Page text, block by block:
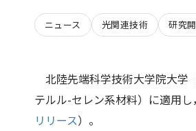
ニュース 光関連技術 研究
北陸先端科学技術大学院大学
テルル-セレン系材料）に適用
リリース）。